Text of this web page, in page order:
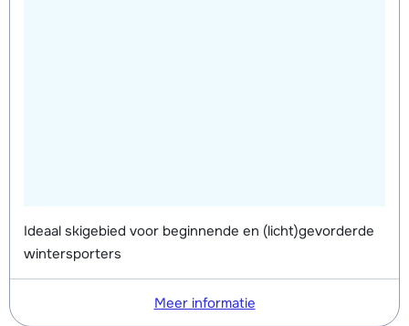
Ideaal skigebied voor beginnende en (licht)gevorderde
wintersporters
Meer informatie